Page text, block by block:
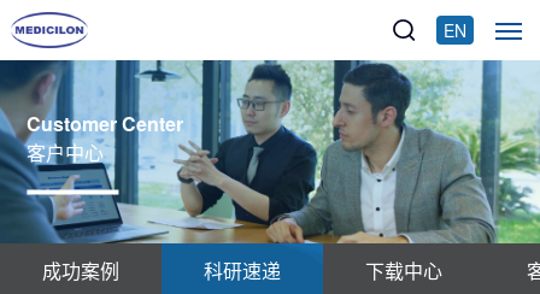
EN
Customer Center
客户中心
成功案例 科研速递 下载中心